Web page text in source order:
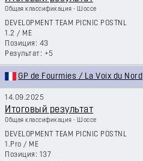
Общая классификация - Шоссе
DEVELOPMENT TEAM PICNIC POSTNL
1.2 / ME
43
+5
GP de Fourmies / La Voix du Nord
14.09.2025
Итоговый результат
Общая классификация - Шоссе
DEVELOPMENT TEAM PICNIC POSTNL
1.Pro / ME
137